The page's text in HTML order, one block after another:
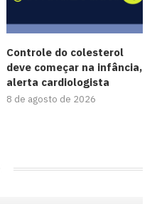
Controle do colesterol
deve começar na infância,
alerta cardiologista
8 de agosto de 2026